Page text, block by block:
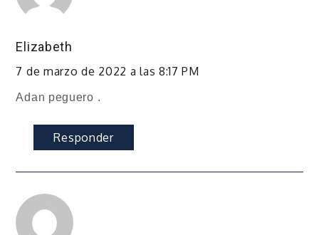
Elizabeth
7 de marzo de 2022 a las 8:17 PM
Adan peguero .
Responder